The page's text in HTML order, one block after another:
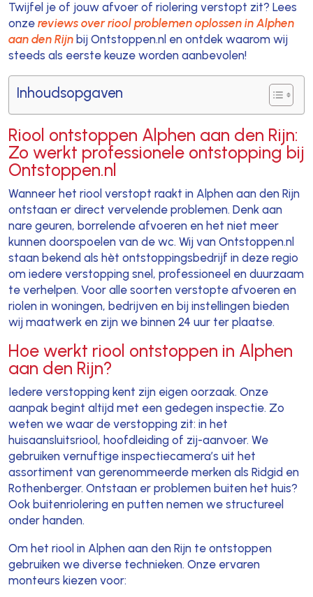
Twijfel je of jouw afvoer of riolering verstopt zit? Lees
onze reviews over riool problemen oplossen in Alphen
aan den Rijnbij Ontstoppen.nl en ontdek waarom wij
steeds als eerste keuze worden aanbevolen!
Inhoudsopgaven
Riool ontstoppen Alphen aan den Rijn:
Zo werkt professionele ontstopping bij
Ontstoppen.nl
Wanneer het riool verstopt raakt in Alphen aan den Rijn
ontstaan er direct vervelende problemen. Denk aan
nare geuren, borrelende afvoeren en het niet meer
kunnen doorspoelen van de wc. Wij van Ontstoppen.nl
staan bekend als hèt ontstoppingsbedrijf in deze regio
om iedere verstopping snel, professioneel en duurzaam
te verhelpen. Voor alle soorten verstopte afvoeren en
riolen in woningen, bedrijven en bij instellingen bieden
wij maatwerk en zijn we binnen 24 uur ter plaatse.
Hoe werkt riool ontstoppen in Alphen
aan den Rijn?
Iedere verstopping kent zijn eigen oorzaak. Onze
aanpak begint altijd met een gedegen inspectie. Zo
weten we waar de verstopping zit: in het
huisaansluitsriool, hoofdleiding of zij-aanvoer. We
gebruiken vernuftige inspectiecamera’s uit het
assortiment van gerenommeerde merken als Ridgid en
Rothenberger. Ontstaan er problemen buiten het huis?
Ook buitenriolering en putten nemen we structureel
onder handen.
Om het riool in Alphen aan den Rijn te ontstoppen
gebruiken we diverse technieken. Onze ervaren
monteurs kiezen voor: